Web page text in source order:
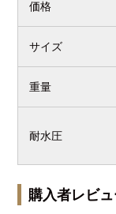
価格
サイズ
重量
耐水圧
購入者レビ